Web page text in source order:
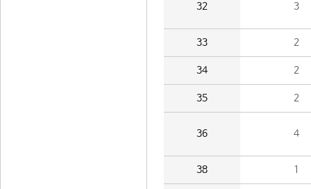
32 3
33 2
34 2
35 2
36 4
38 1